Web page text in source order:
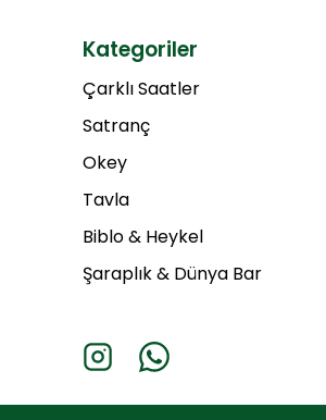
Kategoriler
Çarklı Saatler
Satranç
Okey
Tavla
Biblo & Heykel
Şaraplık & Dünya Bar